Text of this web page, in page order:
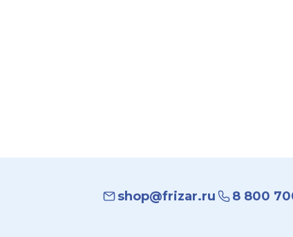
shop@frizar.ru 8 800